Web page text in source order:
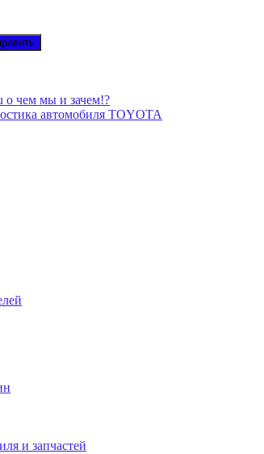
о чем мы и зачем!?
автомобиля TOYOTA
и запчастей